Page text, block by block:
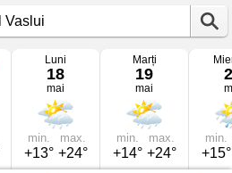
Luni
18
mai
min.
+13°
max.
+24°
Marți
19
mai
min.
+14°
max.
+24°
min.
+15°